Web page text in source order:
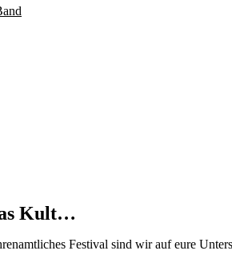
Kult…
Festival sind wir auf eure